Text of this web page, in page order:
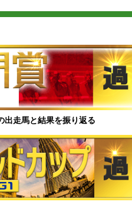
出走馬と結果を振り返る